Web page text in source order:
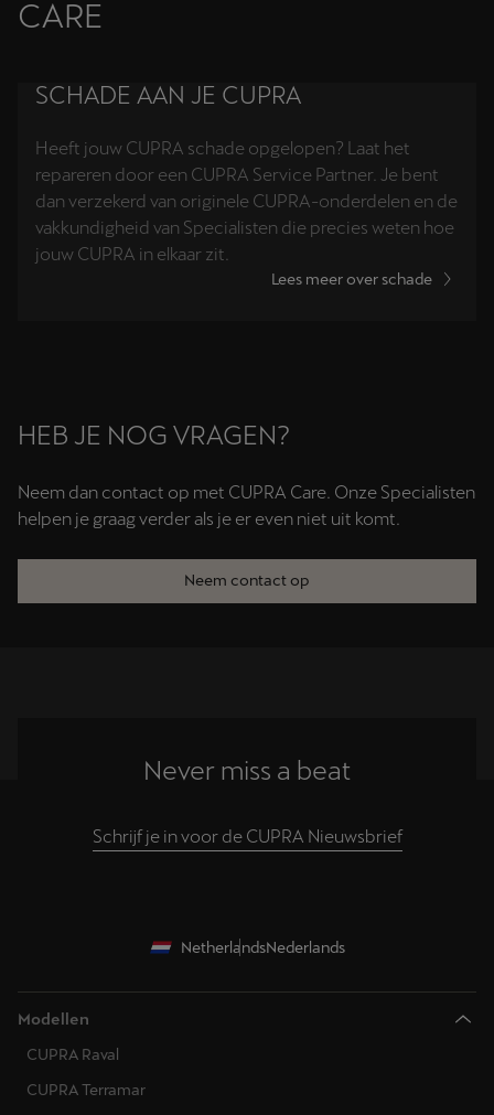
CARE
SCHADE AAN JE CUPRA
Heeft jouw CUPRA schade opgelopen? Laat het
repareren door een CUPRA Service Partner. Je bent
dan verzekerd van originele CUPRA-onderdelen en de
vakkundigheid van Specialisten die precies weten hoe
jouw CUPRA in elkaar zit.
Lees meer over schade
HEB JE NOG VRAGEN?
Neem dan contact op met CUPRA Care. Onze Specialisten
helpen je graag verder als je er even niet uit komt.
Neem contact op
Never miss a beat
Schrijf je in voor de CUPRA Nieuwsbrief
NetherlandsNederlands
Modellen
CUPRA Raval
CUPRA Terramar